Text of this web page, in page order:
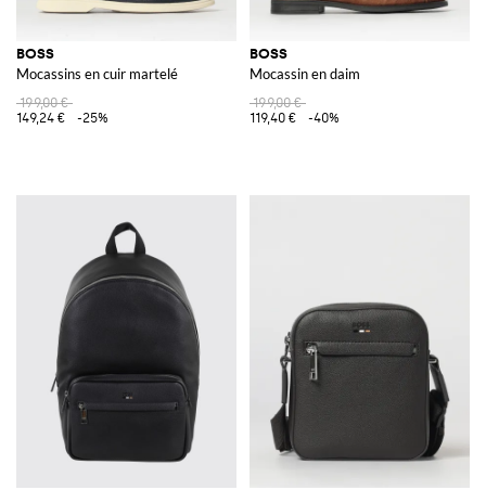
BOSS
Mocassins en cuir martelé
199,00 €
149,24 €
-25%
BOSS
Mocassin en daim
199,00 €
119,40 €
-40%